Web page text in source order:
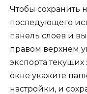
Чтобы сохранить
последующего
панель слоев и
правом верхнем
экспорта
окне укажите
настройки, и